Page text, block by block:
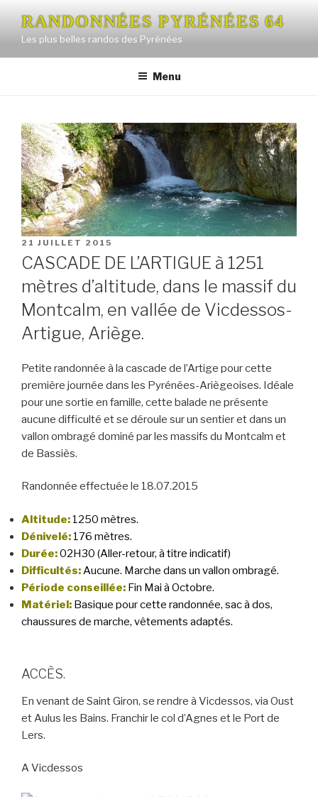
contenu
principal
RANDONNÉES PYRÉNÉES 64
Les plus belles randos des Pyrénées
Menu
PUBLIÉ
LE
21 JUILLET 2015
CASCADE DE L’ARTIGUE à 1251
mètres d’altitude, dans le massif du
Montcalm, en vallée de Vicdessos-
Artigue, Ariège.
Petite randonnée à la cascade de l’Artige pour cette
première journée dans les Pyrénées-Ariègeoises. Idéale
pour une sortie en famille, cette balade ne présente
aucune difficulté et se déroule sur un sentier et dans un
vallon ombragé dominé par les massifs du Montcalm et
de Bassiès.
Randonnée effectuée le 18.07.2015
Altitude: 1250 mètres.
Dénivelé: 176 mètres.
Durée:02H30 (Aller-retour, à titre indicatif)
Difficultés:Aucune. Marche dans un vallon ombragé.
Période conseillée: Fin Mai à Octobre.
Matériel: Basique pour cette randonnée, sac à dos,
chaussures de marche, vêtements adaptés.
ACCÈS.
En venant de Saint Giron, se rendre à Vicdessos, via Oust
et Aulus les Bains. Franchir le col d’Agnes et le Port de
Lers.
A Vicdessos